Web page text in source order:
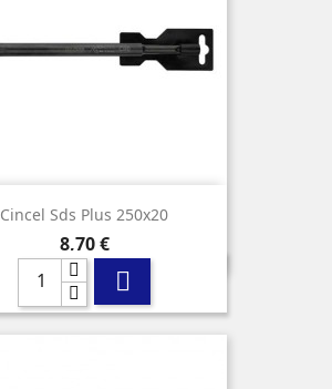
Cincel Sds Plus 250x20
Precio
8,70 €
